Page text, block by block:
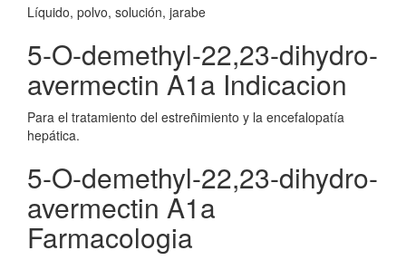
Líquido, polvo, solución, jarabe
5-O-demethyl-22,23-dihydro-
avermectin A1a Indicacion
Para el tratamiento del estreñimiento y la encefalopatía
hepática.
5-O-demethyl-22,23-dihydro-
avermectin A1a
Farmacologia